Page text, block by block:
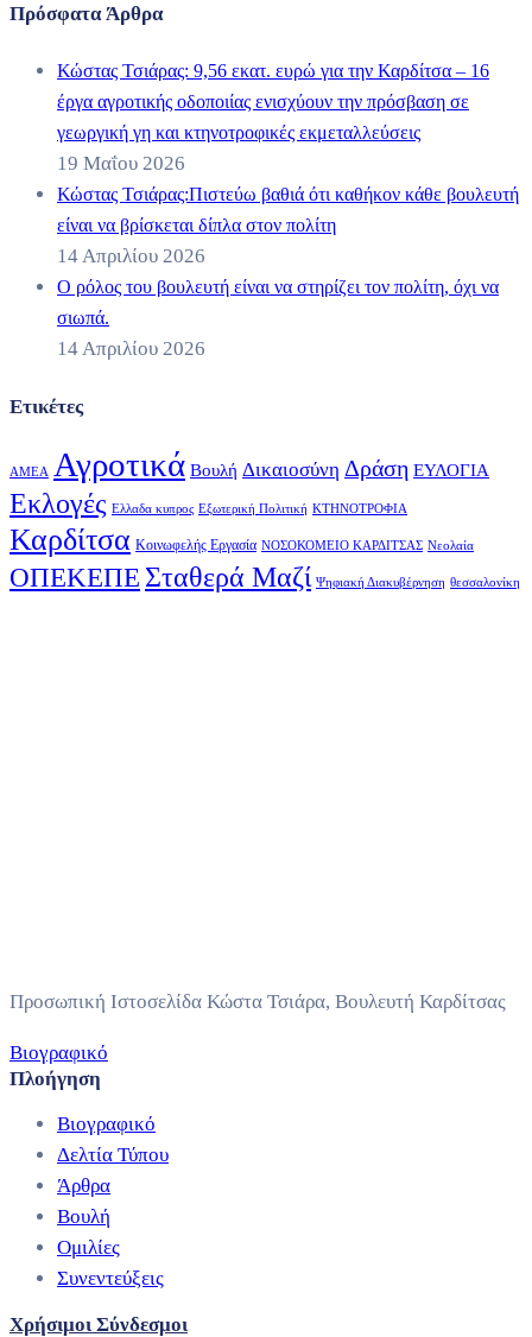
Πρόσφατα Άρθρα
Κώστας Τσιάρας: 9,56 εκατ. ευρώ για την Καρδίτσα – 16
έργα αγροτικής οδοποιίας ενισχύουν την πρόσβαση σε
γεωργική γη και κτηνοτροφικές εκμεταλλεύσεις
19 Μαΐου 2026
Κώστας Τσιάρας:Πιστεύω βαθιά ότι καθήκον κάθε βουλευτή
είναι να βρίσκεται δίπλα στον πολίτη
14 Απριλίου 2026
Ο ρόλος του βουλευτή είναι να στηρίζει τον πολίτη, όχι να
σιωπά.
14 Απριλίου 2026
Ετικέτες
ΑΜΕΑ Αγροτικά Βουλή Δικαιοσύνη Δράση ΕΥΛΟΓΙΑ
Εκλογές Ελλαδα κυπρος Εξωτερική Πολιτική ΚΤΗΝΟΤΡΟΦΙΑ
Καρδίτσα Κοινωφελής Εργασία ΝΟΣΟΚΟΜΕΙΟ ΚΑΡΔΙΤΣΑΣ Νεολαία
ΟΠΕΚΕΠΕ Σταθερά Μαζί Ψηφιακή Διακυβέρνηση θεσσαλονίκη
Προσωπική Ιστοσελίδα Κώστα Τσιάρα, Βουλευτή Καρδίτσας
Βιογραφικό
Πλοήγηση
Βιογραφικό
Δελτία Τύπου
Άρθρα
Βουλή
Ομιλίες
Συνεντεύξεις
Χρήσιμοι Σύνδεσμοι